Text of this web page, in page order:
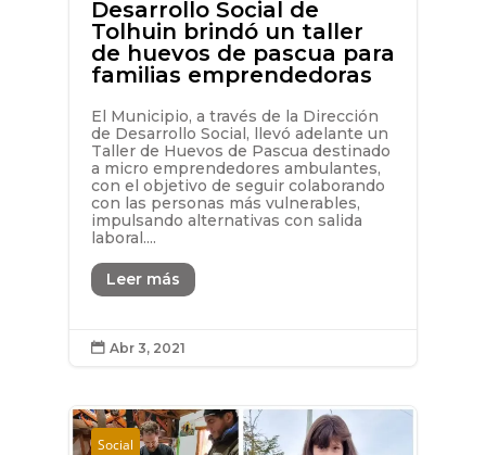
Desarrollo Social de
Tolhuin brindó un taller
de huevos de pascua para
familias emprendedoras
El Municipio, a través de la Dirección
de Desarrollo Social, llevó adelante un
Taller de Huevos de Pascua destinado
a micro emprendedores ambulantes,
con el objetivo de seguir colaborando
con las personas más vulnerables,
impulsando alternativas con salida
laboral....
Leer más
 Abr 3, 2021
Social